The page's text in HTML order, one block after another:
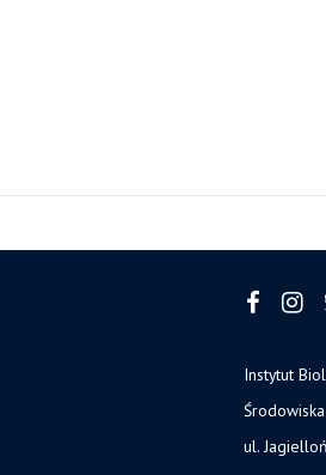
Instytut
Środowiska
ul.